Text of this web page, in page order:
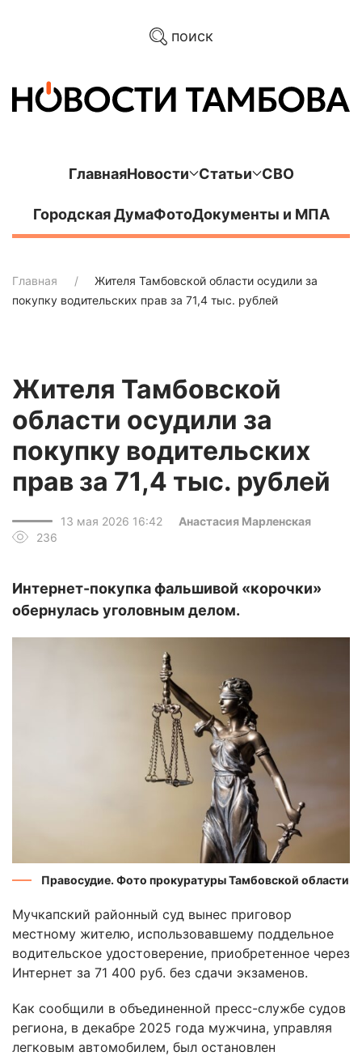
поиск
ГлавнаяНовости Статьи СВО
Городская ДумаФотоДокументы и МПА
Главная
Жителя Тамбовской области осудили за
покупку водительских прав за 71,4 тыс. рублей
Жителя Тамбовской
области осудили за
покупку водительских
прав за 71,4 тыс. рублей
13 мая 2026 16:42
Анастасия Марленская
236
Интернет-покупка фальшивой «корочки»
обернулась уголовным делом.
Правосудие. Фото прокуратуры Тамбовской области
Мучкапский районный суд вынес приговор
местному жителю, использовавшему поддельное
водительское удостоверение, приобретенное через
Интернет за 71 400 руб. без сдачи экзаменов.
Как сообщили в объединенной пресс-службе судов
региона, в декабре 2025 года мужчина, управляя
легковым автомобилем, был остановлен